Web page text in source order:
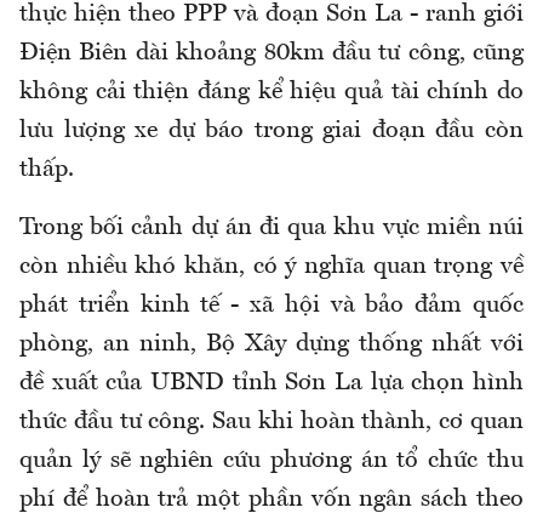
thực hiện theo PPP và đoạn Sơn La - ranh giới
Điện Biên dài khoảng 80km đầu tư công, cũng
không cải thiện đáng kể hiệu quả tài chính do
lưu lượng xe dự báo trong giai đoạn đầu còn
thấp.
Trong bối cảnh dự án đi qua khu vực miền núi
còn nhiều khó khăn, có ý nghĩa quan trọng về
phát triển kinh tế - xã hội và bảo đảm quốc
phòng, an ninh, Bộ Xây dựng thống nhất với
đề xuất của UBND tỉnh Sơn La lựa chọn hình
thức đầu tư công. Sau khi hoàn thành, cơ quan
quản lý sẽ nghiên cứu phương án tổ chức thu
phí để hoàn trả một phần vốn ngân sách theo